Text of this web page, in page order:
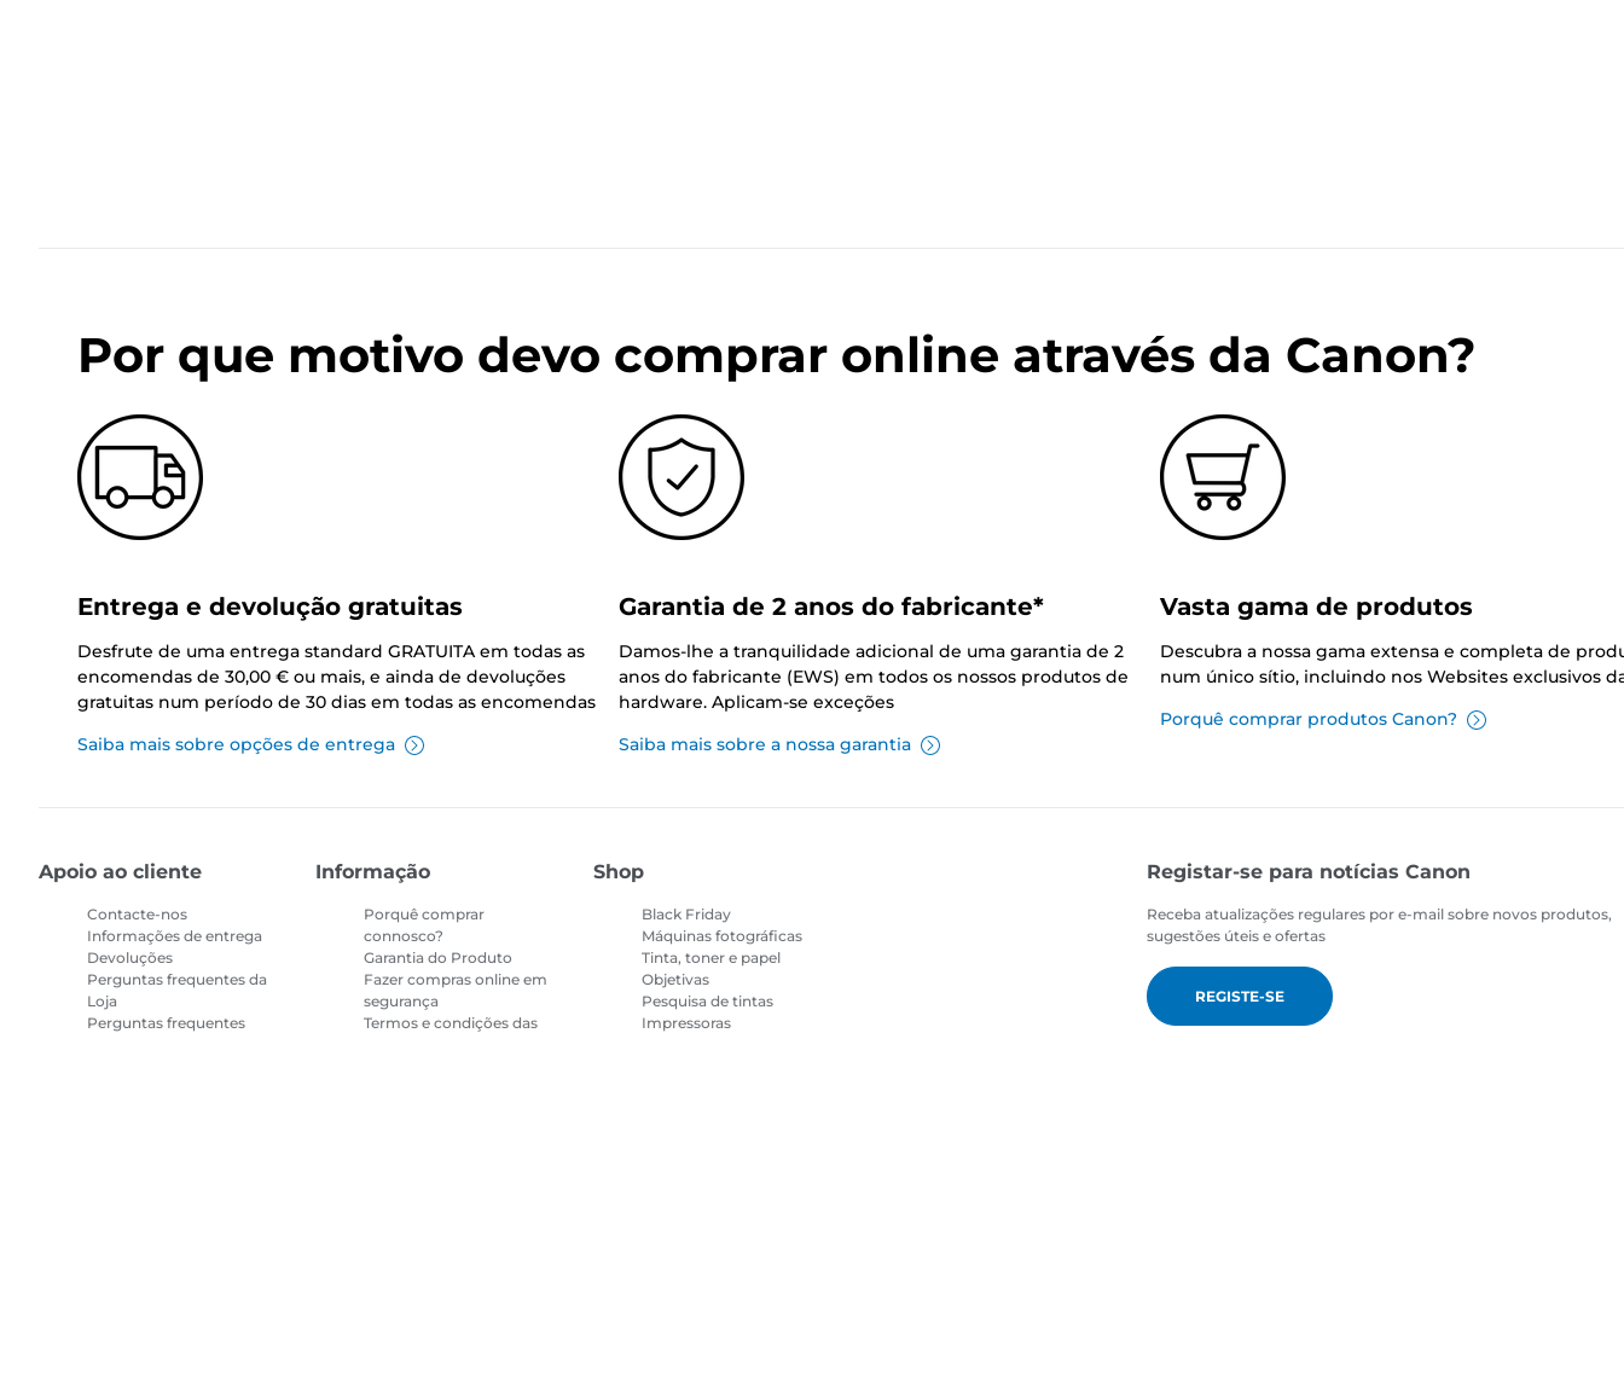
Por que motivo devo comprar online através da Canon?
Entrega e devolução gratuitas
Desfrute de uma entrega standard GRATUITA em todas as
encomendas de 30,00 € ou mais, e ainda de devoluções
gratuitas num período de 30 dias em todas as encomendas
Saiba mais sobre opções de entrega
Garantia de 2 anos do fabricante*
Damos-lhe a tranquilidade adicional de uma garantia de 2
anos do fabricante (EWS) em todos os nossos produtos de
hardware. Aplicam-se exceções
Saiba mais sobre a nossa garantia
Vasta gama de produtos
Descubra a nossa gama extensa e completa de
num único sítio, incluindo nos Websites exclusivos
Porquê comprar produtos Canon?
Apoio ao cliente
Contacte-nos
Informações de entrega
Devoluções
Perguntas frequentes da
Loja
Perguntas frequentes
Informação
Porquê comprar
connosco?
Garantia do Produto
Fazer compras online em
segurança
Termos e condições das
Shop
Black Friday
Máquinas fotográficas
Tinta, toner e papel
Objetivas
Pesquisa de tintas
Impressoras
Registar-se para notícias Canon
Receba atualizações regulares por e-mail sobre novos produtos,
sugestões úteis e ofertas
REGISTE-SE